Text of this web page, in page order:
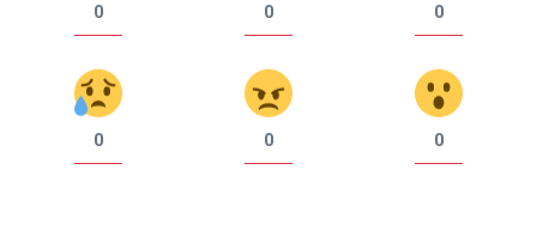
0 0 0
0 0 0